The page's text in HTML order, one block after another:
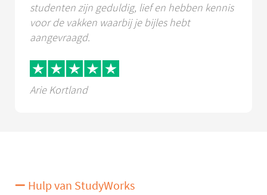
studenten zijn geduldig, lief en hebben kennis
voor de vakken waarbij je bijles hebt
aangevraagd.
Arie Kortland
Hulp van StudyWorks